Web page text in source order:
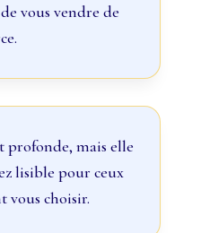
vous vendre de
profonde, mais elle
lisible pour ceux
vous choisir.